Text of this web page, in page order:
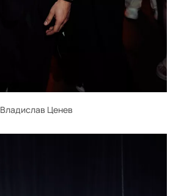
Владислав Ценев